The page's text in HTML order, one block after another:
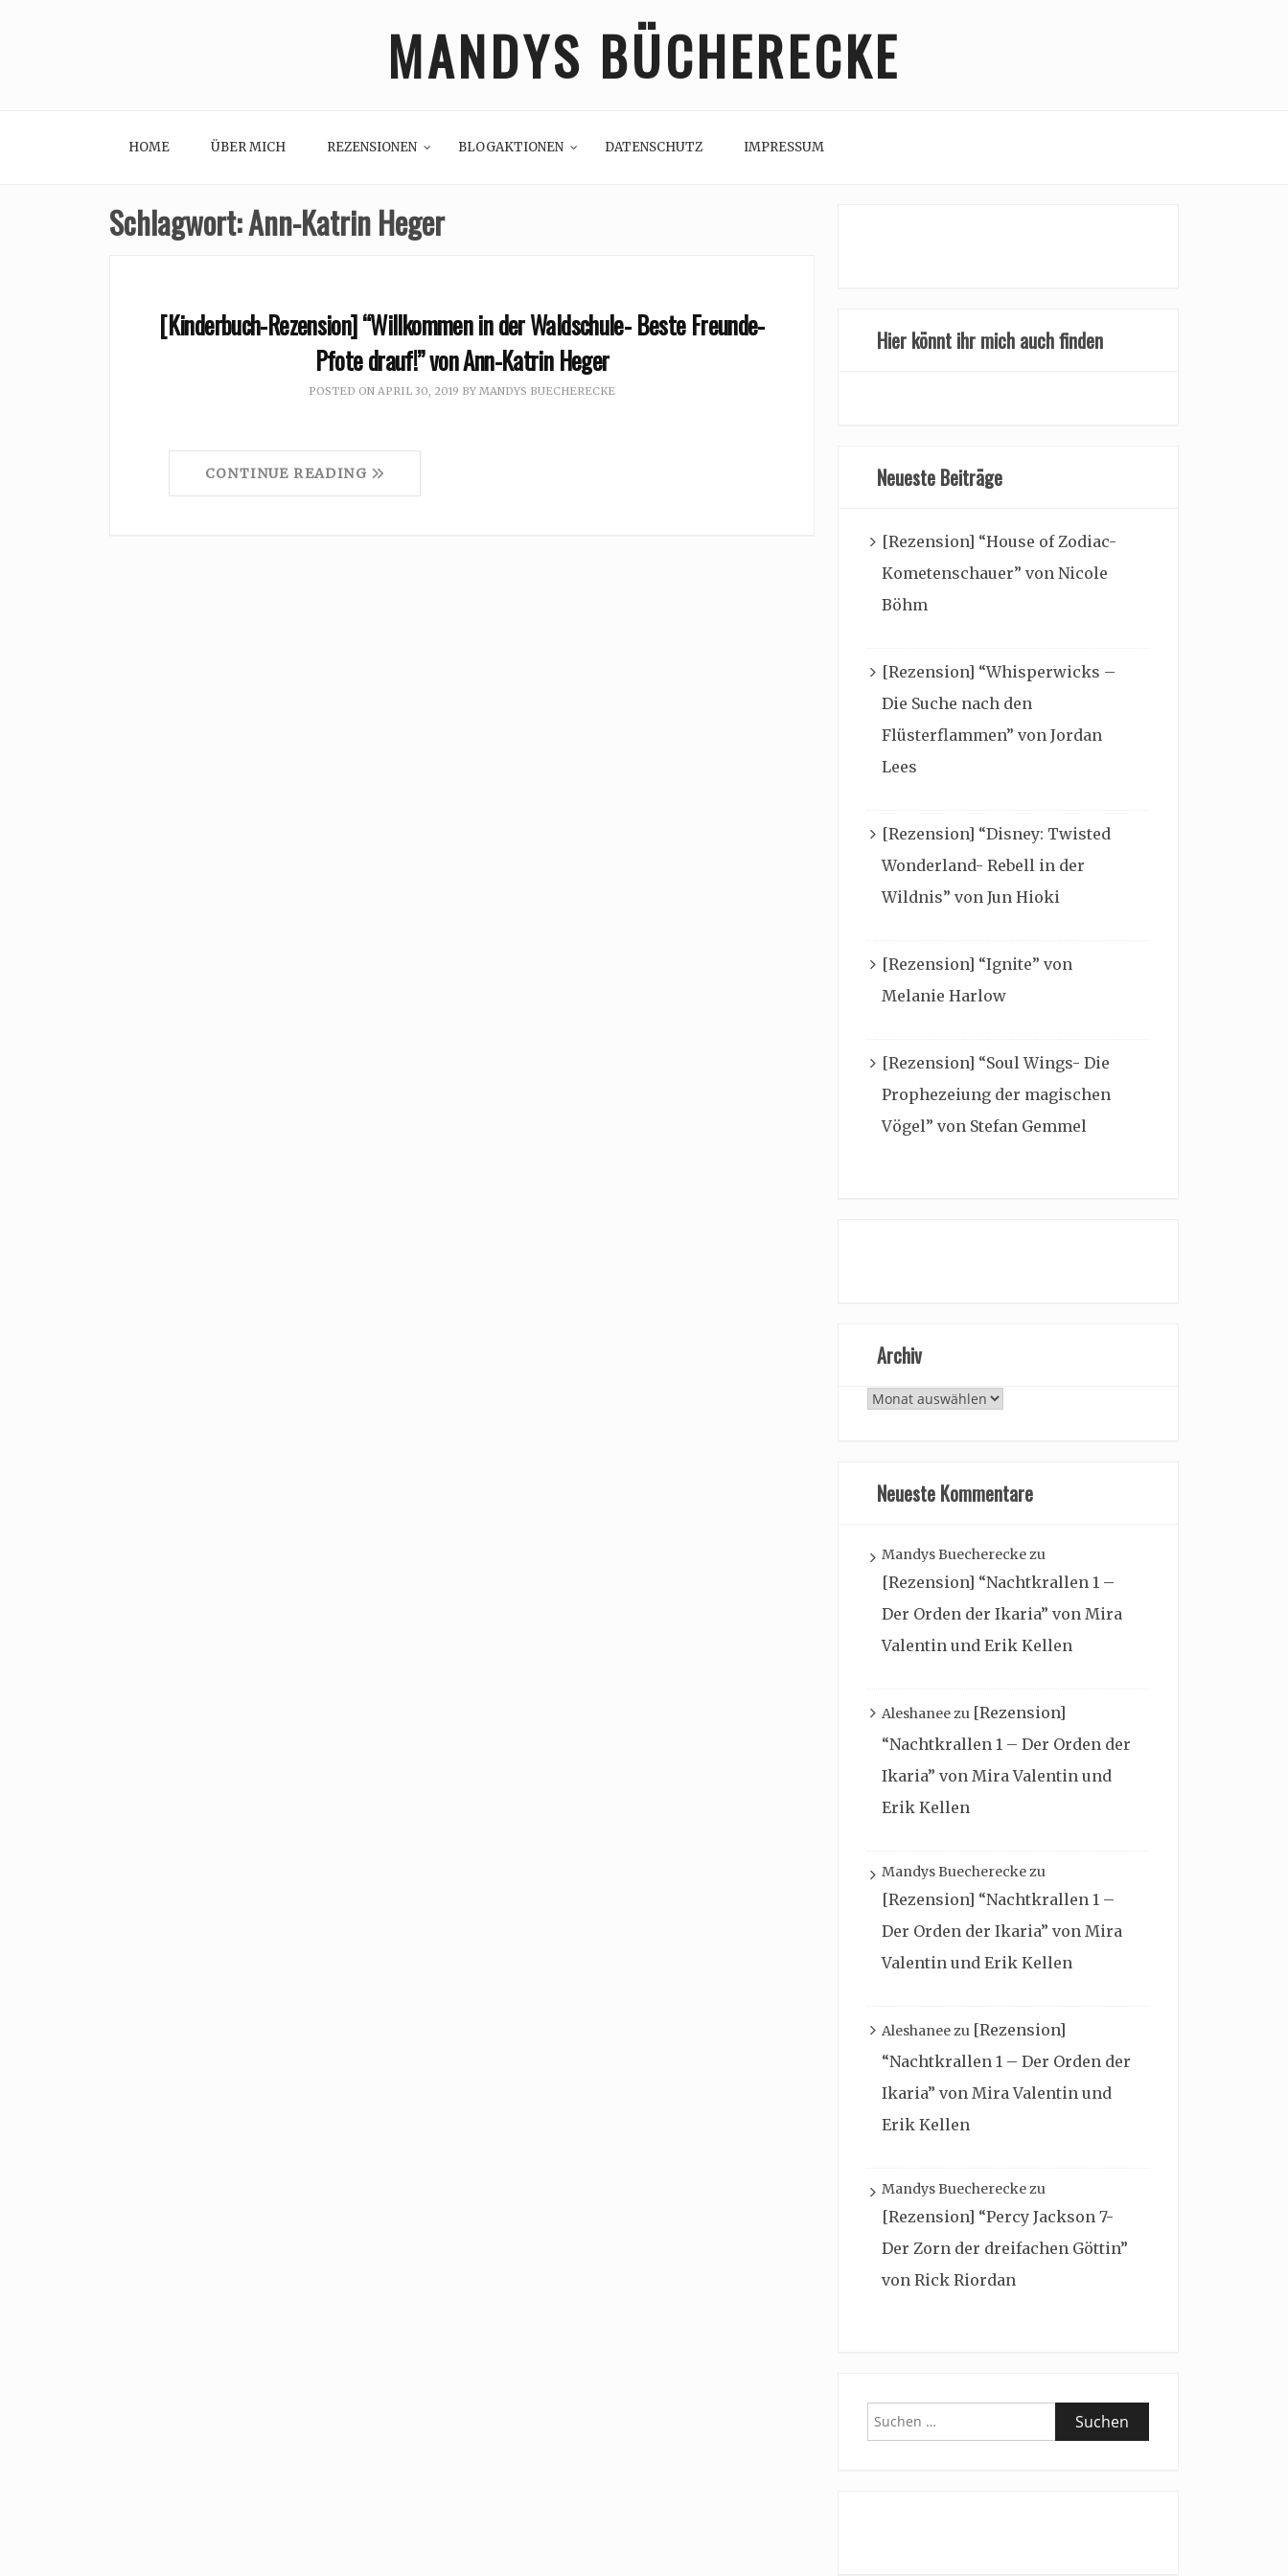
MANDYS BÜCHERECKE
HOME ÜBER MICH REZENSIONEN BLOGAKTIONEN DATENSCHUTZ IMPRESSUM
Schlagwort:Ann-Katrin Heger
[Kinderbuch-Rezension] “Willkommen in der Waldschule- Beste Freunde-
Pfote drauf!” von Ann-Katrin Heger
POSTED ON APRIL 30, 2019 BY MANDYS BUECHERECKE
CONTINUE READING
Hier könnt ihr mich auch finden
Neueste Beiträge
[Rezension] “House of Zodiac-
Kometenschauer” von Nicole
Böhm
[Rezension] “Whisperwicks –
Die Suche nach den
Flüsterflammen” von Jordan
Lees
[Rezension] “Disney: Twisted
Wonderland- Rebell in der
Wildnis” von Jun Hioki
[Rezension] “Ignite” von
Melanie Harlow
[Rezension] “Soul Wings- Die
Prophezeiung der magischen
Vögel” von Stefan Gemmel
Archiv
Archiv
Neueste Kommentare
Mandys Buechereckezu
[Rezension] “Nachtkrallen 1 –
Der Orden der Ikaria” von Mira
Valentin und Erik Kellen
Aleshaneezu [Rezension]
“Nachtkrallen 1 – Der Orden der
Ikaria” von Mira Valentin und
Erik Kellen
Mandys Buechereckezu
[Rezension] “Nachtkrallen 1 –
Der Orden der Ikaria” von Mira
Valentin und Erik Kellen
Aleshaneezu [Rezension]
“Nachtkrallen 1 – Der Orden der
Ikaria” von Mira Valentin und
Erik Kellen
Mandys Buechereckezu
[Rezension] “Percy Jackson 7-
Der Zorn der dreifachen Göttin”
von Rick Riordan
Suchen
nach: